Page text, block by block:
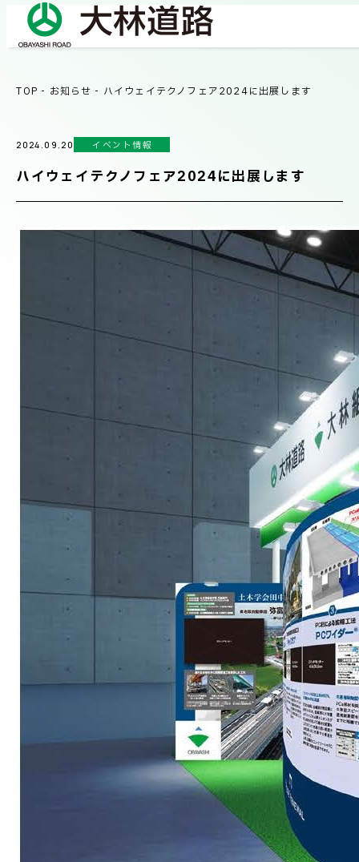
会社概要
社長メッセージ/企業理念
業績情報
サステナビリティ
ネットワーク
BUSINESS
事業紹介
OUR WORKS
施工事例
TECHNICAL INFORMATION
PRODUCT INFORMATION
製品情報
INFORMATION
お知らせ
RECRUIT
採用情報
お取引先の皆様へ
お問い合わせ
TOP - お知らせ - ハイウェイテクノフェア2024に出展します
2024.09.20 イベント情報
ハイウェイテクノフェア2024に出展します